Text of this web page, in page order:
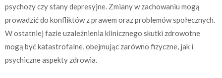
psychozy czy stany depresyjne. Zmiany w zachowaniu mogą
prowadzić do konfliktów z prawem oraz problemów społecznych.
W ostatniej fazie uzależnienia klinicznego skutki zdrowotne
mogą być katastrofalne, obejmując zarówno fizyczne, jak i
psychiczne aspekty zdrowia.